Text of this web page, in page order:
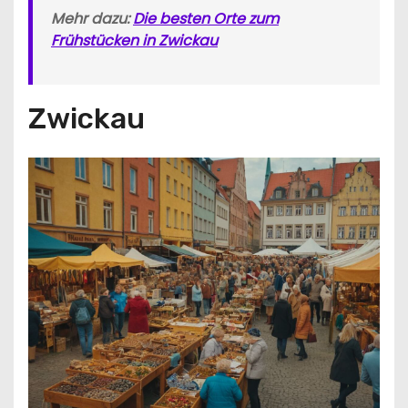
Mehr dazu:Die besten Orte zum
Frühstücken in Zwickau
Zwickau